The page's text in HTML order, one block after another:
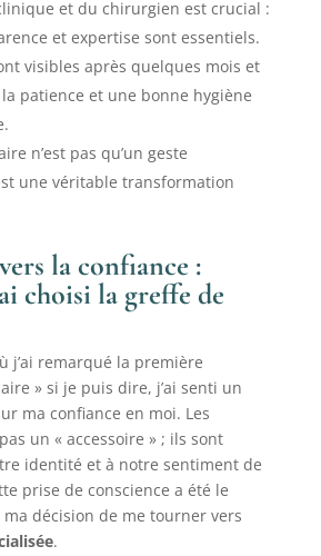
et du chirurgien est crucial :
et expertise sont essentiels.
visibles après quelques mois et
patience et une bonne hygiène
n’est pas qu’un geste
une véritable transformation
la confiance :
choisi la greffe de
j’ai remarqué la première
» si je puis dire, j’ai senti un
ma confiance en moi. Les
un « accessoire » ; ils sont
identité et à notre sentiment de
prise de conscience a été le
décision de me tourner vers
.